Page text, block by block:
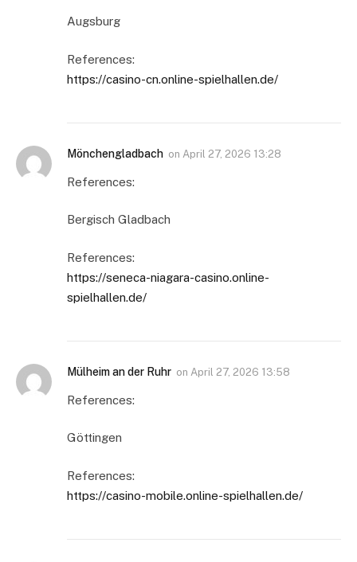
Augsburg
References:
https://casino-cn.online-spielhallen.de/
Mönchengladbach on April 27, 2026 13:28
References:
Bergisch Gladbach
References:
https://seneca-niagara-casino.online-
spielhallen.de/
Mülheim an der Ruhr on April 27, 2026 13:58
References:
Göttingen
References:
https://casino-mobile.online-spielhallen.de/